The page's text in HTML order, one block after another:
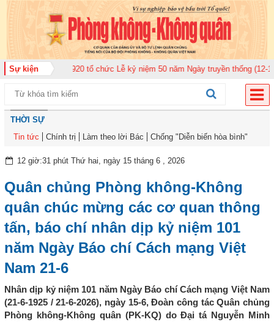
Sự kiện
quân 920 tổ chức Lễ kỷ niệm 50 năm Ngày truyền thống (12-11-1975/12-
THỜI SỰ
Tin tức
Chính trị Làm theo lời Bác Chống "Diễn biến hòa bình"
12 giờ:31 phút Thứ hai, ngày 15 tháng 6 , 2026
Quân chủng Phòng không-Không
quân chúc mừng các cơ quan thông
tấn, báo chí nhân dịp kỷ niệm 101
năm Ngày Báo chí Cách mạng Việt
Nam 21-6
Nhân dịp kỷ niệm 101 năm Ngày Báo chí Cách mạng Việt Nam
(21-6-1925 / 21-6-2026), ngày 15-6, Đoàn công tác Quân chủng
Phòng không-Không quân (PK-KQ) do Đại tá Nguyễn Minh